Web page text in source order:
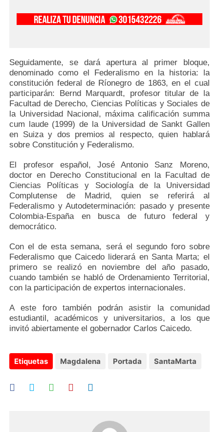
Seguidamente, se dará apertura al primer bloque,
denominado como el Federalismo en la historia: la
constitución federal de Ríonegro de 1863, en el cual
participarán: Bernd Marquardt, profesor titular de la
Facultad de Derecho, Ciencias Políticas y Sociales de
la Universidad Nacional, máxima calificación summa
cum laude (1999) de la Universidad de Sankt Gallen
en Suiza y dos premios al respecto, quien hablará
sobre Constitución y Federalismo.
El profesor español, José Antonio Sanz Moreno,
doctor en Derecho Constitucional en la Facultad de
Ciencias Políticas y Sociología de la Universidad
Complutense de Madrid, quien se referirá al
Federalismo y Autodeterminación: pasado y presente
Colombia-España en busca de futuro federal y
democrático.
Con el de esta semana, será el segundo foro sobre
Federalismo que Caicedo liderará en Santa Marta; el
primero se realizó en noviembre del año pasado,
cuando también se habló de Ordenamiento Territorial,
con la participación de expertos internacionales.
A este foro también podrán asistir la comunidad
estudiantil, académicos y universitarios, a los que
invitó abiertamente el gobernador Carlos Caicedo.
Etiquetas Magdalena Portada SantaMarta